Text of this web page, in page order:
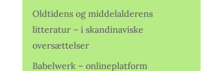
Oldtidens og middelalderens
litteratur – i skandinaviske
oversættelser
Babelwerk – onlineplatform